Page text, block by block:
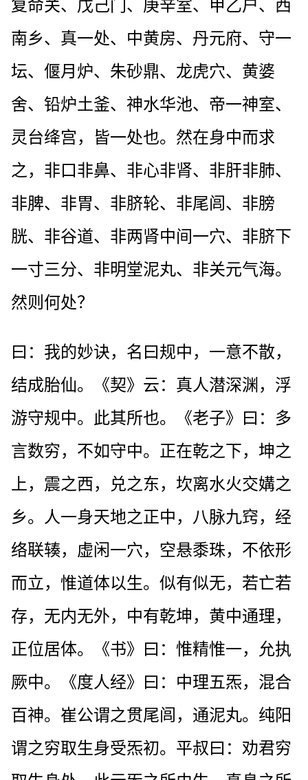
复命关、戊己门、庚辛室、甲乙户、西
南乡、真一处、中黄房、丹元府、守一
坛、偃月炉、朱砂鼎、龙虎穴、黄婆
舍、铅炉土釜、神水华池、帝一神室、
灵台绛宫，皆一处也。然在身中而求
之，非口非鼻、非心非肾、非肝非肺、
非脾、非胃、非脐轮、非尾闾、非膀
胱、非谷道、非两肾中间一穴、非脐下
一寸三分、非明堂泥丸、非关元气海。
然则何处？
曰：我的妙诀，名曰规中，一意不散，
结成胎仙。《契》云：真人潜深渊，浮
游守规中。此其所也。《老子》曰：多
言数穷，不如守中。正在乾之下，坤之
上，震之西，兑之东，坎离水火交媾之
乡。人一身天地之正中，八脉九窍，经
络联辏，虚闲一穴，空悬黍珠，不依形
而立，惟道体以生。似有似无，若亡若
存，无内无外，中有乾坤，黄中通理，
正位居体。《书》曰：惟精惟一，允执
厥中。《度人经》曰：中理五炁，混合
百神。崔公谓之贯尾闾，通泥丸。纯阳
谓之穷取生身受炁初。平叔曰：劝君穷